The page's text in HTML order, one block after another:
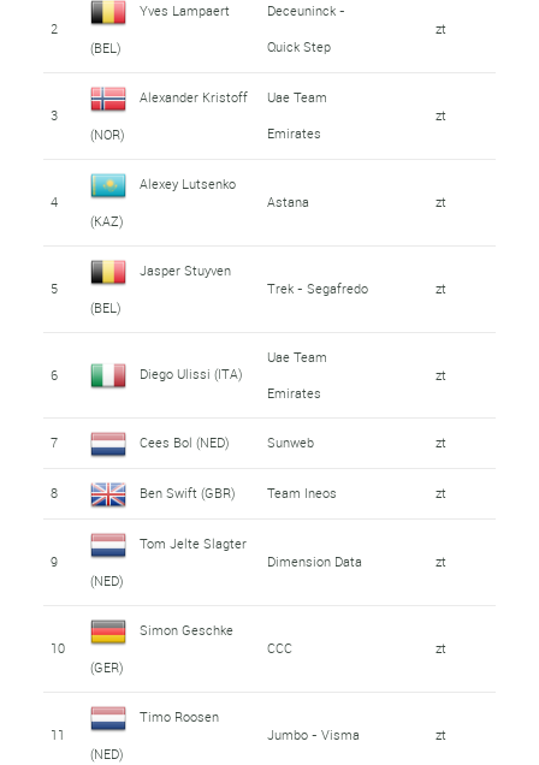
2
Yves Lampaert
(BEL)
Deceuninck -
Quick Step
zt
3
Alexander Kristoff
(NOR)
Uae Team
Emirates
zt
4
Alexey Lutsenko
(KAZ)
Astana zt
5
Jasper Stuyven
(BEL)
Trek - Segafredo zt
6 Diego Ulissi (ITA)
Uae Team
Emirates
zt
7 Cees Bol (NED) Sunweb zt
8 Ben Swift (GBR) Team Ineos zt
9
Tom Jelte Slagter
(NED)
Dimension Data zt
10
Simon Geschke
(GER)
CCC zt
11
Timo Roosen
(NED)
Jumbo - Visma zt